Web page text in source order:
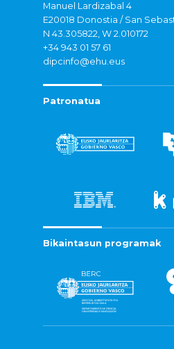
Manuel Lardizabal 4
E20018 Donostia / San
N 43.305822, W 2.010172
+34 943 01 57 61
dipcinfo@ehu.eus
Patronatua
Bikaintasun programak